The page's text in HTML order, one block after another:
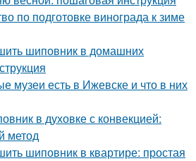
по подготовке винограда к зиме
шиповник в домашних
музеи есть в Ижевске и что в них
в духовке с конвекцией:
метод
шиповник в квартире: простая